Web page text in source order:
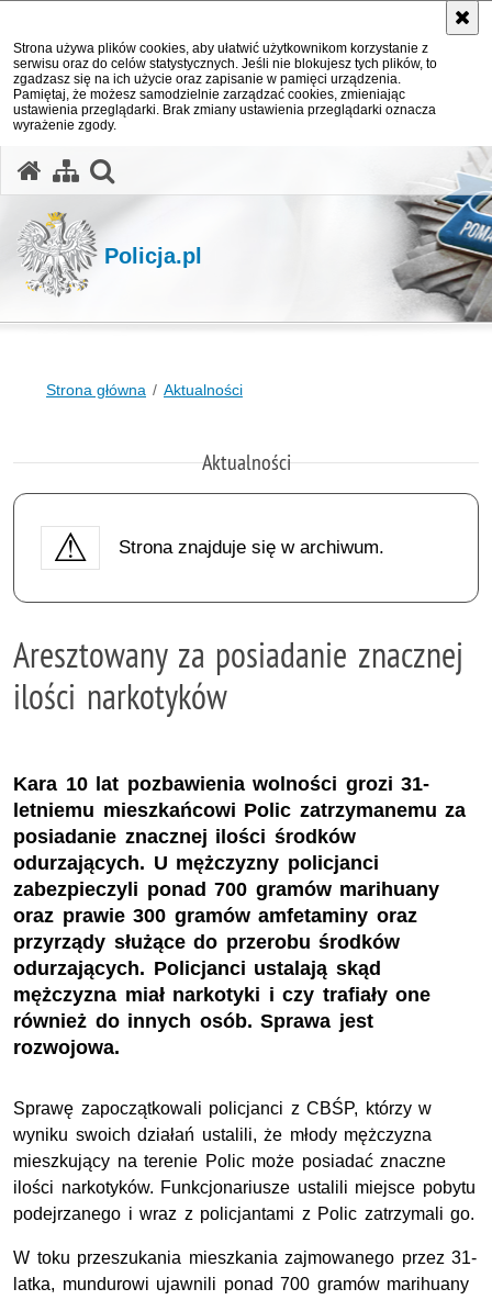
Strona używa plików cookies, aby ułatwić użytkownikom korzystanie z
serwisu oraz do celów statystycznych. Jeśli nie blokujesz tych plików, to
zgadzasz się na ich użycie oraz zapisanie w pamięci urządzenia.
Pamiętaj, że możesz samodzielnie zarządzać cookies, zmieniając
ustawienia przeglądarki. Brak zmiany ustawienia przeglądarki oznacza
wyrażenie zgody.
Policja.pl
Strona główna Aktualności
Aktualności
Strona znajduje się w archiwum.
Aresztowany za posiadanie znacznej
ilości narkotyków
Kara 10 lat pozbawienia wolności grozi 31-
letniemu mieszkańcowi Polic zatrzymanemu za
posiadanie znacznej ilości środków
odurzających. U mężczyzny policjanci
zabezpieczyli ponad 700 gramów marihuany
oraz prawie 300 gramów amfetaminy oraz
przyrządy służące do przerobu środków
odurzających. Policjanci ustalają skąd
mężczyzna miał narkotyki i czy trafiały one
również do innych osób. Sprawa jest
rozwojowa.
Sprawę zapoczątkowali policjanci z CBŚP, którzy w
wyniku swoich działań ustalili, że młody mężczyzna
mieszkujący na terenie Polic może posiadać znaczne
ilości narkotyków. Funkcjonariusze ustalili miejsce pobytu
podejrzanego i wraz z policjantami z Polic zatrzymali go.
W toku przeszukania mieszkania zajmowanego przez 31-
latka, mundurowi ujawnili ponad 700 gramów marihuany